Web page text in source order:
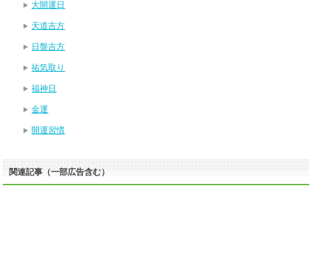
大開運日
天道吉方
日盤吉方
祐気取り
福神日
金運
開運習慣
関連記事（一部広告含む）